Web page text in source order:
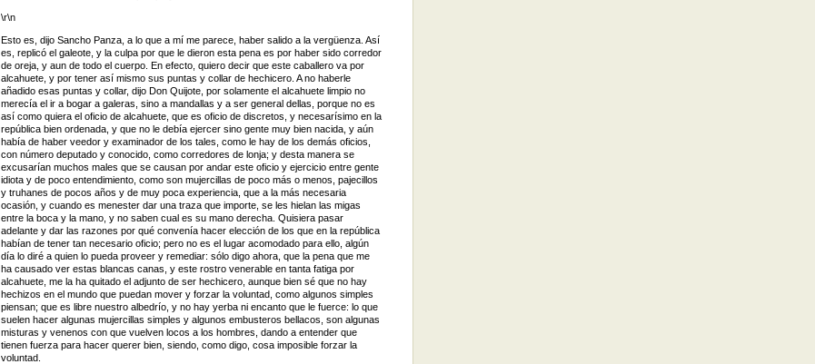
\r\n
Esto es, dijo Sancho Panza, a lo que a mí me parece, haber salido a la vergüenza. Así
es, replicó el galeote, y la culpa por que le dieron esta pena es por haber sido corredor
de oreja, y aun de todo el cuerpo. En efecto, quiero decir que este caballero va por
alcahuete, y por tener así mismo sus puntas y collar de hechicero. A no haberle
añadido esas puntas y collar, dijo Don Quijote, por solamente el alcahuete limpio no
merecía el ir a bogar a galeras, sino a mandallas y a ser general dellas, porque no es
así como quiera el oficio de alcahuete, que es oficio de discretos, y necesarísimo en la
república bien ordenada, y que no le debía ejercer sino gente muy bien nacida, y aún
había de haber veedor y examinador de los tales, como le hay de los demás oficios,
con número deputado y conocido, como corredores de lonja; y desta manera se
excusarían muchos males que se causan por andar este oficio y ejercicio entre gente
idiota y de poco entendimiento, como son mujercillas de poco más o menos, pajecillos
y truhanes de pocos años y de muy poca experiencia, que a la más necesaria
ocasión, y cuando es menester dar una traza que importe, se les hielan las migas
entre la boca y la mano, y no saben cual es su mano derecha. Quisiera pasar
adelante y dar las razones por qué convenía hacer elección de los que en la república
habían de tener tan necesario oficio; pero no es el lugar acomodado para ello, algún
día lo diré a quien lo pueda proveer y remediar: sólo digo ahora, que la pena que me
ha causado ver estas blancas canas, y este rostro venerable en tanta fatiga por
alcahuete, me la ha quitado el adjunto de ser hechicero, aunque bien sé que no hay
hechizos en el mundo que puedan mover y forzar la voluntad, como algunos simples
piensan; que es libre nuestro albedrío, y no hay yerba ni encanto que le fuerce: lo que
suelen hacer algunas mujercillas simples y algunos embusteros bellacos, son algunas
misturas y venenos con que vuelven locos a los hombres, dando a entender que
tienen fuerza para hacer querer bien, siendo, como digo, cosa imposible forzar la
voluntad.